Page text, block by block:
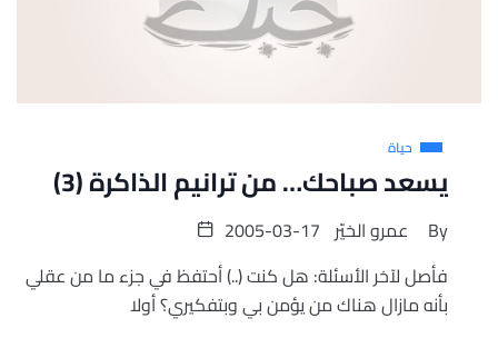
حياة
يسعد صباحك… من ترانيم الذاكرة (3)
By عمرو الخيّر
2005-03-17
فأصل لآخر الأسئلة: هل كنت (..) أحتفظ في جزء ما من عقلي
بأنه مازال هناك من يؤمن بي وبتفكيري؟ أولا